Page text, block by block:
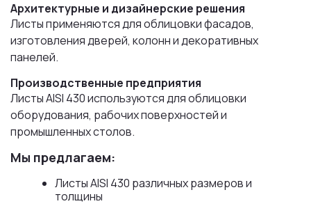
Архитектурные и дизайнерские решения
Листы применяются для облицовки фасадов,
изготовления дверей, колонн и декоративных
панелей.
Производственные предприятия
Листы AISI 430 используются для облицовки
оборудования, рабочих поверхностей и
промышленных столов.
Мы предлагаем:
Листы AISI 430 различных размеров и
толщины